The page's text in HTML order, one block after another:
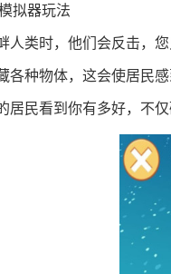
拟器玩法
人类时，他们会反击，
各种物体，这会使居民
居民看到你有多好，不